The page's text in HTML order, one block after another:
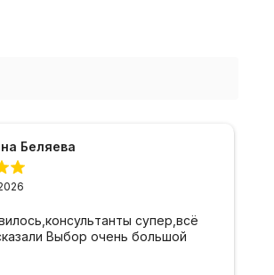
Беляева
супер,всё
Выбор очень большой